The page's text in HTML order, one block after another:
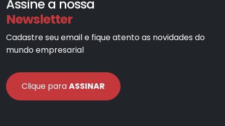
Assine a nossa
Newsletter
Cadastre seu email e fique atento as novidades do
mundo empresarial
Clique paraASSINAR